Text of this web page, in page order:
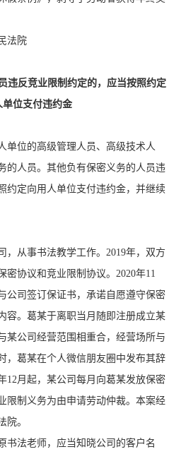
法院
违反竞业限制约定的，应当按照约定
单位支付违约金
单位的高级管理人员、高级技术人
的人员。其他负有保密义务的人员违
约定向用人单位支付违约金，并继续
，从事书法教学工作。2019年，双方
密协议和竞业限制协议。2020年11
公司签订保证书，承诺自愿遵守保密
容。葛某于离职当月随即注册成立某
某公司经营范围相重合，经营场所与
，葛某在个人微信朋友圈中发布其辞
12月起，某公司每月向葛某发放保密
限制义务为由申请劳动仲裁。本案经
院。
书法老师，应当知晓公司的客户名